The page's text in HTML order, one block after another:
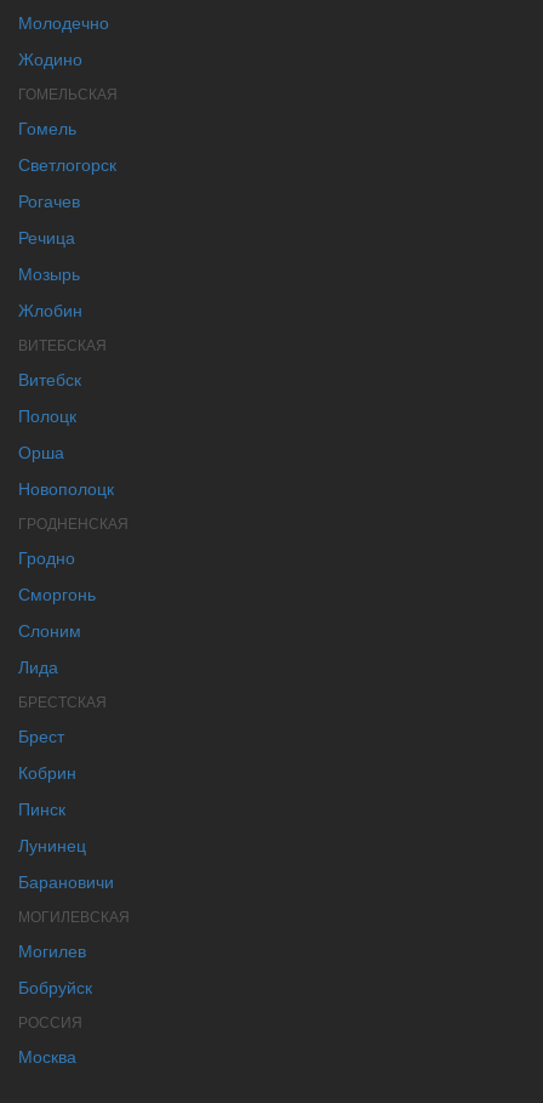
Молодечно
Жодино
ГОМЕЛЬСКАЯ
Гомель
Светлогорск
Рогачев
Речица
Мозырь
Жлобин
ВИТЕБСКАЯ
Витебск
Полоцк
Орша
Новополоцк
ГРОДНЕНСКАЯ
Гродно
Сморгонь
Слоним
Лида
БРЕСТСКАЯ
Брест
Кобрин
Пинск
Лунинец
Барановичи
МОГИЛЕВСКАЯ
Могилев
Бобруйск
РОССИЯ
Москва